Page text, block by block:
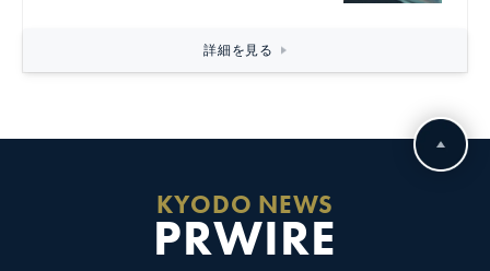
詳細を見る
KYODO NEWS
PRWIRE